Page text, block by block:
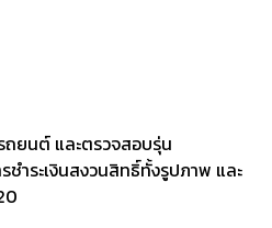
ยนต์ และตรวจสอบรุ่น
ำระเงินสงวนสิทธิ์ทั้งรูปภาพ และ